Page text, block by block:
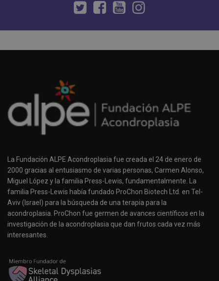
La Fundación ALPE Acondroplasia fue creada el 24 de enero de
2000 gracias al entusiasmo de varias personas, Carmen Alonso,
Miguel López y la familia Press-Lewis, fundamentalmente. La
familia Press-Lewis había fundado ProChon Biotech Ltd. en Tel-
Aviv (Israel) para la búsqueda de una terapia para la
acondroplasia. ProChon fue germen de avances científicos en la
investigación de la acondroplasia que dan frutos cada vez más
interesantes.